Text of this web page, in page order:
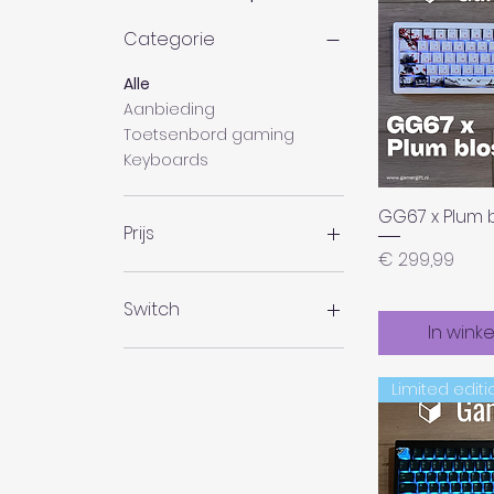
Categorie
Alle
Aanbieding
Toetsenbord gaming
Keyboards
Prijs
€ 219
Switch
Gateron pro geel
GG67 x Plum
Prijs
€ 299,99
In
Limited